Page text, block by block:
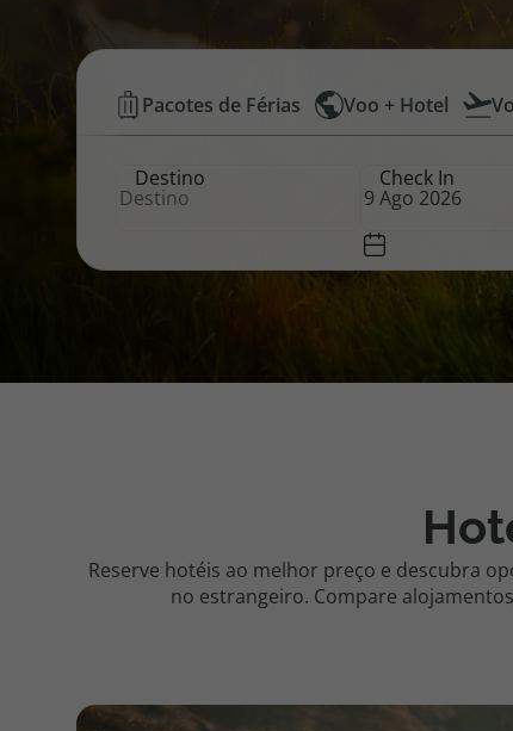
Pacotes de Férias
Disneyland ® Paris
Cheque
Blog
Hotéis
Baratos
Top
Pacotes de Férias Voo + Hotel
Destino Check In
Reserve hotéis ao melhor preço e descubra
no estrangeiro. Compare